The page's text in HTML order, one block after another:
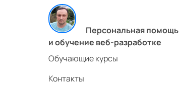
Персональная помощь
и обучение веб-разработке
Обучающие курсы
Контакты